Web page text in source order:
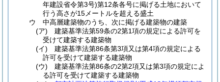
年建設省令第3号)第12条各号に掲げる土地において
行う高さが15メートルを超える盛土
ウ
中高層建築物のうち、次に掲げる建築物の建築
(ア)
建築基準法第59条の2第1項の規定による許可を
受けて建築する建築物
(イ)
建築基準法第86条第3項又は第4項の規定による
許可を受けて建築する建築物
(ウ)
建築基準法第86条の2第2項又は第3項の規定によ
る許可を受けて建築する建築物